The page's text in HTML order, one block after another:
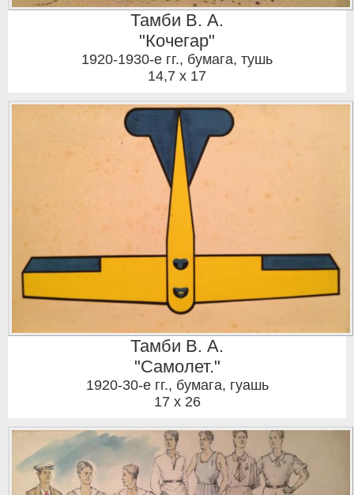
Тамби В. А.
"Кочегар"
1920-1930-е гг., бумага, тушь
14,7 x 17
Тамби В. А.
"Самолет."
1920-30-е гг., бумага, гуашь
17 x 26